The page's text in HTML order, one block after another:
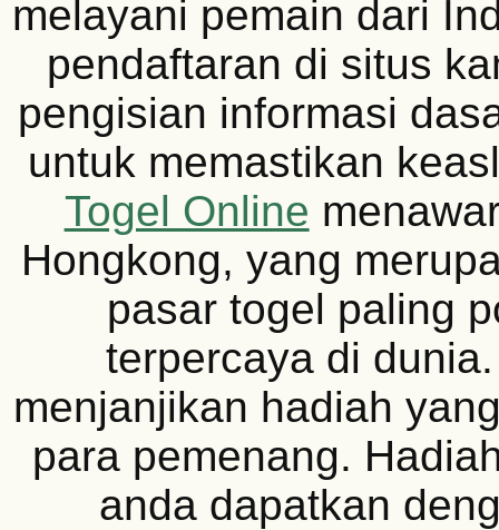
melayani pemain dari
pendaftaran di situs
pengisian informasi
untuk memastikan
Togel Online
Hongkong, yang
pasar togel paling
terpercaya di
menjanjikan hadiah
para pemenang.
anda dapatkan